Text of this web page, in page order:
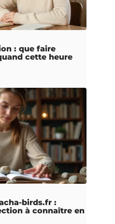
: que faire
cette heure
birds.fr :
à connaître en